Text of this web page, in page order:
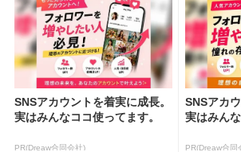
SNSアカウントを着実に成長。
実はみんなココ使ってます。
PR(Dreaw合同会社)
SNSアカ
実はみん
PR(Dreaw合同